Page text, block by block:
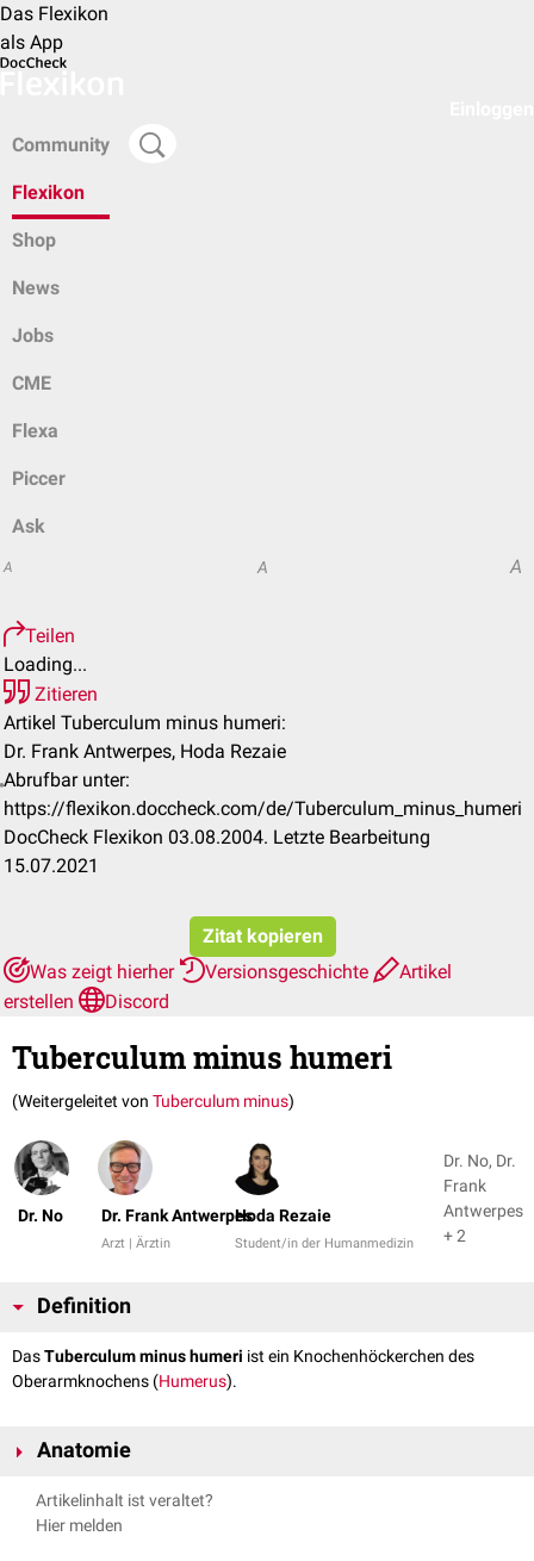
Das Flexikon
als App
Community
Flexikon
Shop
News
Jobs
CME
Flexa
Piccer
Ask
A A A
Teilen
Loading...
Zitieren
Artikel Tuberculum minus humeri:
Dr. Frank Antwerpes, Hoda Rezaie
Abrufbar unter:
https://flexikon.doccheck.com/de/Tuberculum_minus_humeri
DocCheck Flexikon 03.08.2004. Letzte Bearbeitung
15.07.2021
Zitat kopieren
Was zeigt hierher
Versionsgeschichte
Artikel
erstellen
Discord
Tuberculum minus humeri
(Weitergeleitet von Tuberculum minus)
Dr. No Dr. Frank Antwerpes
Arzt | Ärztin
Hoda Rezaie
Student/in der Humanmedizin
Dr. No, Dr.
Frank
Antwerpes
+ 2
Definition
DasTuberculum minus humeri ist ein Knochenhöckerchen des
Oberarmknochens (Humerus).
Anatomie
Das Tuberculum minus humeri dient als Muskelansatz für den
subscapularis
Artikelinhalt ist veraltet?
Hier melden